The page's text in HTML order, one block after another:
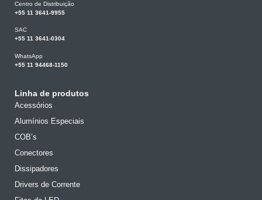
Centro de Distribuição
+55 11 3641-9955
SAC
+55 11 3641-0304
WhatsApp
+55 11 94468-1150
Linha de produtos
Acessórios
Alumínios Especiais
COB’s
Conectores
Dissipadores
Drivers de Corrente